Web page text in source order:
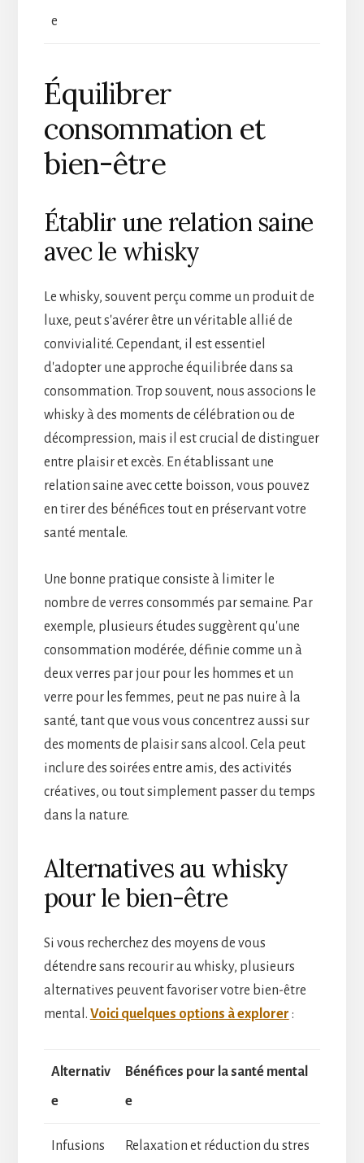
e
Équilibrer
consommation et
bien-être
Établir une relation saine
avec le whisky
Le whisky, souvent perçu comme un produit de
luxe, peut s'avérer être un véritable allié de
convivialité. Cependant, il est essentiel
d'adopter une approche équilibrée dans sa
consommation. Trop souvent, nous associons le
whisky à des moments de célébration ou de
décompression, mais il est crucial de distinguer
entre plaisir et excès. En établissant une
relation saine avec cette boisson, vous pouvez
en tirer des bénéfices tout en préservant votre
santé mentale.
Une bonne pratique consiste à limiter le
nombre de verres consommés par semaine. Par
exemple, plusieurs études suggèrent qu'une
consommation modérée, définie comme un à
deux verres par jour pour les hommes et un
verre pour les femmes, peut ne pas nuire à la
santé, tant que vous vous concentrez aussi sur
des moments de plaisir sans alcool. Cela peut
inclure des soirées entre amis, des activités
créatives, ou tout simplement passer du temps
dans la nature.
Alternatives au whisky
pour le bien-être
Si vous recherchez des moyens de vous
détendre sans recourir au whisky, plusieurs
alternatives peuvent favoriser votre bien-être
mental. Voici quelques options à explorer :
Alternativ
e
Bénéfices pour la santé mental
e
Infusions
Relaxation et réduction du stres